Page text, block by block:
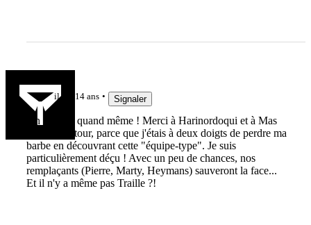
il y a 14 ans Signaler
Ah ouais... quand même ! Merci à Harinordoqui et à Mas
d'être de retour, parce que j'étais à deux doigts de perdre ma
barbe en découvrant cette "équipe-type". Je suis
particulièrement déçu ! Avec un peu de chances, nos
remplaçants (Pierre, Marty, Heymans) sauveront la face...
Et il n'y a même pas Traille ?!